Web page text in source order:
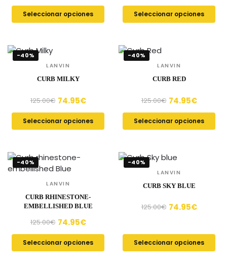
Seleccionar opciones Seleccionar opciones
-40%
LANVIN
CURB MILKY
125.00€ 74.95€
Seleccionar opciones
-40%
LANVIN
CURB RED
125.00€ 74.95€
Seleccionar opciones
-40%
LANVIN
CURB RHINESTONE-
EMBELLISHED BLUE
125.00€ 74.95€
Seleccionar opciones
-40%
LANVIN
CURB SKY BLUE
125.00€ 74.95€
Seleccionar opciones